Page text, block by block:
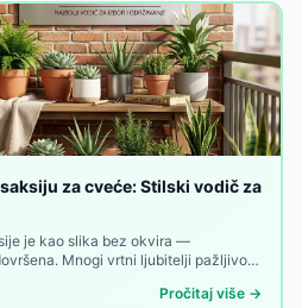
za cveće: Stilski vodič za
je kao slika bez okvira —
Mnogi vrtni ljubitelji pažljivo
koja se vidi.
Pročitaj više →